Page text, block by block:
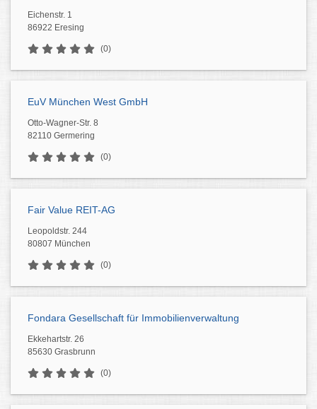
Eichenstr. 1
86922 Eresing
(0)
EuV München West GmbH
Otto-Wagner-Str. 8
82110 Germering
(0)
Fair Value REIT-AG
Leopoldstr. 244
80807 München
(0)
Fondara Gesellschaft für Immobilienverwaltung
Ekkehartstr. 26
85630 Grasbrunn
(0)